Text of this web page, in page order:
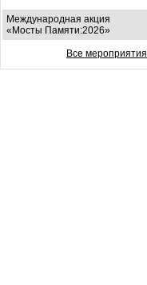
Международная акция
«Мосты Памяти:2026»
Все мероприятия